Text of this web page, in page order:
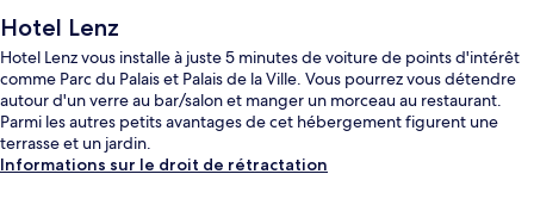
Hotel Lenz
Hotel Lenz vous installe à juste 5 minutes de voiture de points d'intérêt
comme Parc du Palais et Palais de la Ville. Vous pourrez vous détendre
autour d'un verre au bar/salon et manger un morceau au restaurant.
Parmi les autres petits avantages de cet hébergement figurent une
terrasse et un jardin.
Informations sur le droit de rétractation